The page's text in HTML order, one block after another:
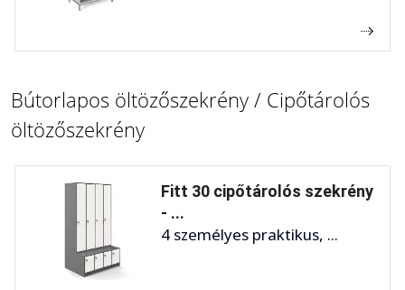
Bútorlapos öltözőszekrény / Cipőtárolós
öltözőszekrény
Fitt 30 cipőtárolós szekrény
- ...
4 személyes praktikus, ...